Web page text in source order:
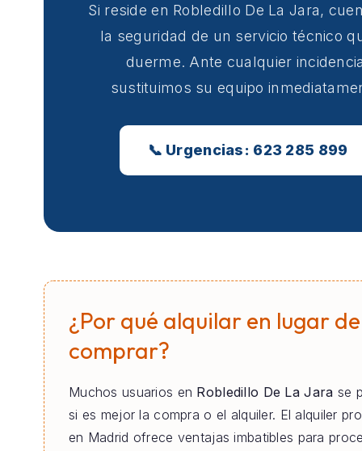
Si reside en Robledillo De La Jara,
la seguridad de un servicio técnico
duerme. Ante cualquier
sustituimos su equipo
📞 Urgencias: 623 285 899
¿Por qué alquilar en lugar de
comprar?
Muchos usuarios en Robledillo De La Jara se
si es mejor la compra o el alquiler. El alquiler
en Madrid ofrece ventajas imbatibles para